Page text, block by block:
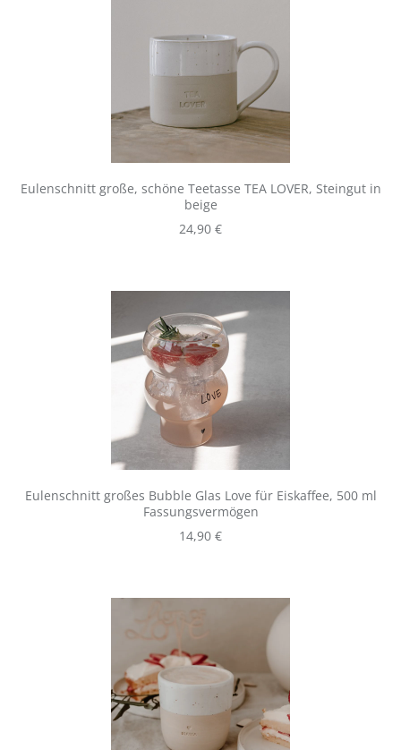
Eulenschnitt große, schöne Teetasse TEA LOVER, Steingut in
beige
Regulärer Preis:
24,90 €
Eulenschnitt großes Bubble Glas Love für Eiskaffee, 500 ml
Fassungsvermögen
Regulärer Preis:
14,90 €